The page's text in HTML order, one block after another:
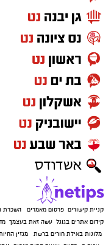
קניית קישורים פרסום מאמרים השכרת
קידום אתרים בגוגל עשה זאת בעצמך
מלונות באילת חורים ברשת מגזין